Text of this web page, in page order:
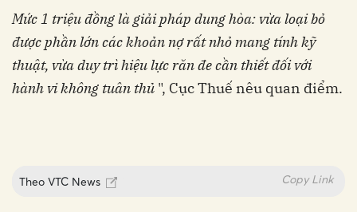
Mức 1 triệu đồng là giải pháp dung hòa: vừa loại bỏ
được phần lớn các khoản nợ rất nhỏ mang tính kỹ
thuật, vừa duy trì hiệu lực răn đe cần thiết đối với
hành vi không tuân thủ ", Cục Thuế nêu quan điểm.
Theo VTC News Copy Link